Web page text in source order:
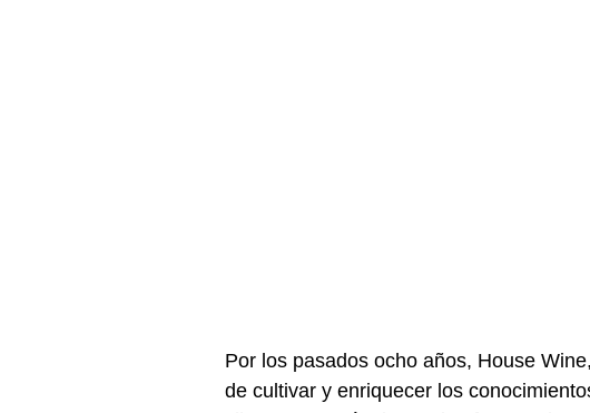
Por los pasados ocho años, House
de cultivar y enriquecer los